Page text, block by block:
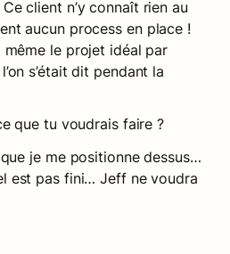
client n’y connaît rien au
aucun process en place !
le projet idéal par
s’était dit pendant la
que tu voudrais faire ?
je me positionne dessus…
est pas fini… Jeff ne voudra